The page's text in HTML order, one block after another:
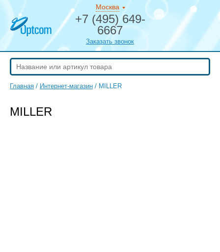
Москва
+7 (495) 649-
6667
Заказать звонок
Главная / Интернет-магазин / MILLER
MILLER